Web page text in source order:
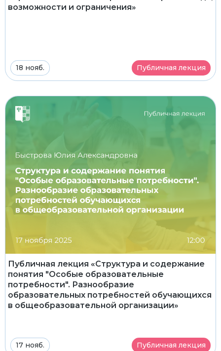
возможности и ограничения»
18 нояб. Публичная лекция
Публичная лекция «Структура и содержание
понятия "Особые образовательные
потребности". Разнообразие
образовательных потребностей обучающихся
в общеобразовательной организации»
17 нояб. Публичная лекция